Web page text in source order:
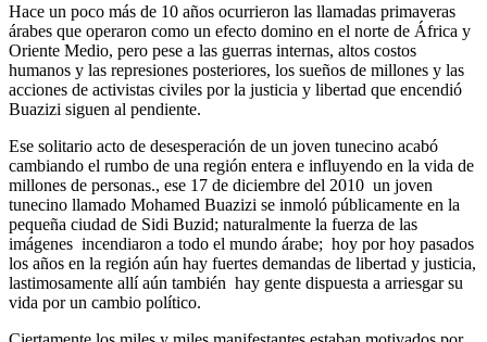
Hace un poco más de 10 años ocurrieron las llamadas primaveras
árabes que operaron como un efecto domino en el norte de África y
Oriente Medio, pero pese a las guerras internas, altos costos
humanos y las represiones posteriores, los sueños de millones y las
acciones de activistas civiles por la justicia y libertad que encendió
Buazizi siguen al pendiente.
Ese solitario acto de desesperación de un joven tunecino acabó
cambiando el rumbo de una región entera e influyendo en la vida de
millones de personas., ese 17 de diciembre del 2010 un joven
tunecino llamado Mohamed Buazizi se inmoló públicamente en la
pequeña ciudad de Sidi Buzid; naturalmente la fuerza de las
imágenes incendiaron a todo el mundo árabe; hoy por hoy pasados
los años en la región aún hay fuertes demandas de libertad y justicia,
lastimosamente allí aún también hay gente dispuesta a arriesgar su
vida por un cambio político.